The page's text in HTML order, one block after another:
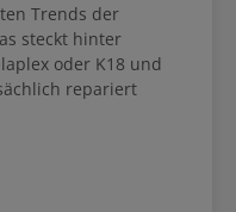
Trends der
steckt hinter
oder K18 und
repariert